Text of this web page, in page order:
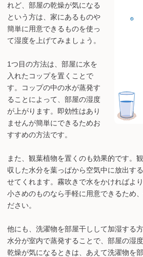
れど、部屋の乾燥が気になる
という方は、家にあるものや
簡単に用意できるものを使っ
て湿度を上げてみましょう。
1つ目の方法は、部屋に水を
入れたコップを置くことで
す。コップの中の水が蒸発す
ることによって、部屋の湿度
が上がります。即効性はあり
ませんが簡単にできるためお
すすめの方法です。
また、観葉植物を置くのも効果的です。
収した水分を葉っぱから空気中に放出す
せてくれます。霧吹きで水をかければよ
小さめのものなら手軽に用意できるため
ださい。
他にも、洗濯物を部屋干しして加湿する
水分が室内で蒸発することで、部屋の湿
乾燥が気になるときは、あえて洗濯物を